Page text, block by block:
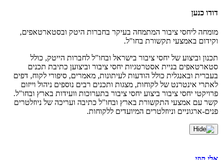
דודו כנען
מומחה ליחסי ציבור המתמחה בעיקר בחברות היטק ובסטארטאפים,
וקידום באמצעי תקשורת בחו"ל.
תכנון וביצוע של יחסי ציבור בישראל ובחו"ל לחברות הייטק, כולל
סטארטאפים בניית אסטרטגיות יחסי ציבור וביצוען כתיבת תכנים
בעברית ובאנגלית כולל הודעות לעיתונות, מאמרים, סיפורי לקוח, דפים
לאתרי אינטרנט של לקוחות, מצגות ותכנים רבים נוספים ניהול וייזום
פרויקטי יחסי ציבור ביצוע יחסי ציבור בתערוכות וועידות בארץ ובחו"ל.
קשר עם אמצעי התקשורת בארץ ובחו"ל כתיבה ועריכה של ניוזלטרים
פנים-ארגוניים וניוזלטרים המיועדים ללקוחות.